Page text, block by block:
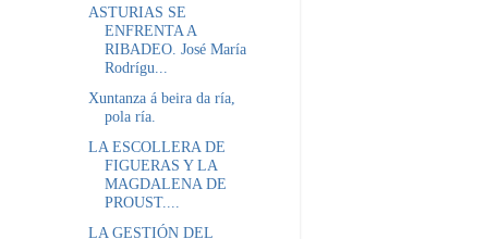
ASTURIAS SE
ENFRENTA A
RIBADEO. José María
Rodrígu...
Xuntanza á beira da ría,
pola ría.
LA ESCOLLERA DE
FIGUERAS Y LA
MAGDALENA DE
PROUST....
LA GESTIÓN DEL